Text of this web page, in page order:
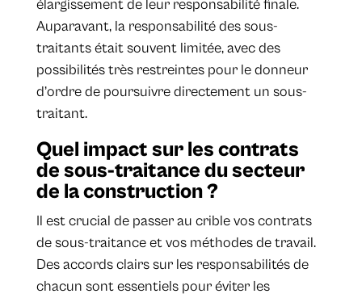
élargissement de leur responsabilité finale.
Auparavant, la responsabilité des sous-
traitants était souvent limitée, avec des
possibilités très restreintes pour le donneur
d’ordre de poursuivre directement un sous-
traitant.
Quel impact sur les contrats
de sous-traitance du secteur
de la construction ?
Il est crucial de passer au crible vos contrats
de sous-traitance et vos méthodes de travail.
Des accords clairs sur les responsabilités de
chacun sont essentiels pour éviter les